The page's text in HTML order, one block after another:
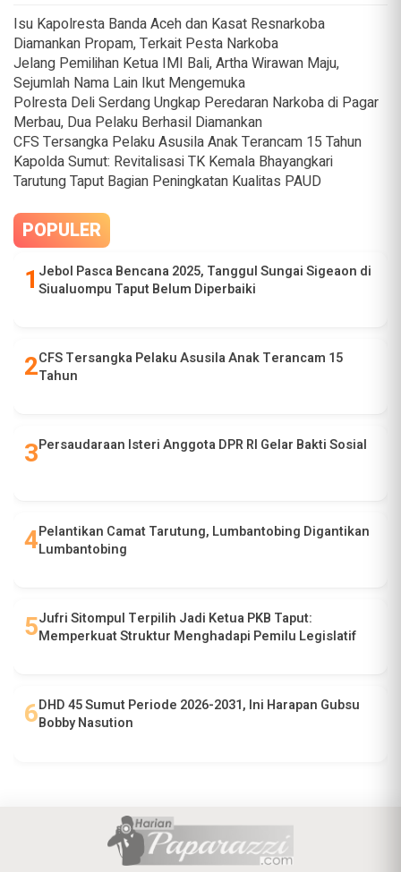
Isu Kapolresta Banda Aceh dan Kasat Resnarkoba
Diamankan Propam, Terkait Pesta Narkoba
Jelang Pemilihan Ketua IMI Bali, Artha Wirawan Maju,
Sejumlah Nama Lain Ikut Mengemuka
Polresta Deli Serdang Ungkap Peredaran Narkoba di Pagar
Merbau, Dua Pelaku Berhasil Diamankan
CFS Tersangka Pelaku Asusila Anak Terancam 15 Tahun
Kapolda Sumut: Revitalisasi TK Kemala Bhayangkari
Tarutung Taput Bagian Peningkatan Kualitas PAUD
POPULER
Jebol Pasca Bencana 2025, Tanggul Sungai Sigeaon di
Siualuompu Taput Belum Diperbaiki
CFS Tersangka Pelaku Asusila Anak Terancam 15
Tahun
Persaudaraan Isteri Anggota DPR RI Gelar Bakti Sosial
Pelantikan Camat Tarutung, Lumbantobing Digantikan
Lumbantobing
Jufri Sitompul Terpilih Jadi Ketua PKB Taput:
Memperkuat Struktur Menghadapi Pemilu Legislatif
DHD 45 Sumut Periode 2026-2031, Ini Harapan Gubsu
Bobby Nasution